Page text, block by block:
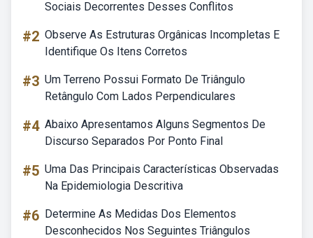
Sociais Decorrentes Desses Conflitos
#2 Observe As Estruturas Orgânicas Incompletas E
Identifique Os Itens Corretos
#3 Um Terreno Possui Formato De Triângulo
Retângulo Com Lados Perpendiculares
#4 Abaixo Apresentamos Alguns Segmentos De
Discurso Separados Por Ponto Final
#5 Uma Das Principais Características Observadas
Na Epidemiologia Descritiva
#6 Determine As Medidas Dos Elementos
Desconhecidos Nos Seguintes Triângulos